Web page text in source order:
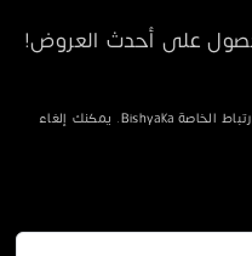
على أحدث العروض!
أوافق على سياسة الخصوصية وملفات تعريف الارتباط الخاصة Bishyaka. يمكنك إلغاء